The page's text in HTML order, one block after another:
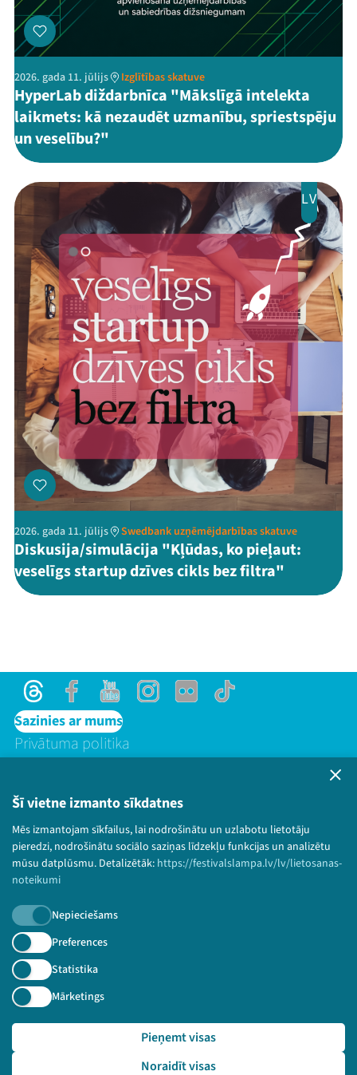
Šī vietne izmanto sīkdatnes
Mēs izmantojam sīkfailus, lai nodrošinātu un uzlabotu lietotāju
pieredzi, nodrošinātu sociālo saziņas līdzekļu funkcijas un analizētu
mūsu datplūsmu. Detalizētāk: https://festivalslampa.lv/lv/lietosanas-
noteikumi
Nepieciešams
Preferences
Statistika
Mārketings
Noraidīt visas
Pieņemt visas
2026. gada 11. jūlijs Izglītības skatuve
HyperLab diždarbnīca "Mākslīgā intelekta
laikmets: kā nezaudēt uzmanību, spriestspēju
un veselību?"
LV
2026. gada 11. jūlijs Swedbank uzņēmējdarbības skatuve
Diskusija/simulācija "Kļūdas, ko pieļaut:
veselīgs startup dzīves cikls bez filtra"
ThreadsFacebookYoutubeInstagram
Flick TikTok
Sazinies ar mums
Privātuma politika
© 2026 Sarunu festivāls LAMPA Visas tiesības
paturētas.
Piesakies jaunumiem!
Nepalaid garām aktuālāko informāciju!
Pieteikties
🔗 https://festivalslampa.lv/lv/video-arhivs/2565?sp
eaker=B%C4%93rnu%20aizsardz%C4%ABbas%20centrs&speake